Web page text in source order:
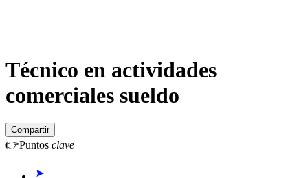
Técnico en actividades
comerciales sueldo
Compartir
👉Puntos clave